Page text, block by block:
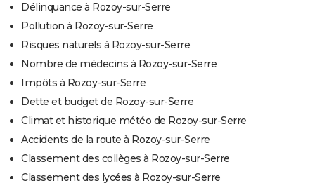
Délinquance à Rozoy-sur-Serre
Pollution à Rozoy-sur-Serre
Risques naturels à Rozoy-sur-Serre
Nombre de médecins à Rozoy-sur-Serre
Impôts à Rozoy-sur-Serre
Dette et budget de Rozoy-sur-Serre
Climat et historique météo de Rozoy-sur-Serre
Accidents de la route à Rozoy-sur-Serre
Classement des collèges à Rozoy-sur-Serre
Classement des lycées à Rozoy-sur-Serre